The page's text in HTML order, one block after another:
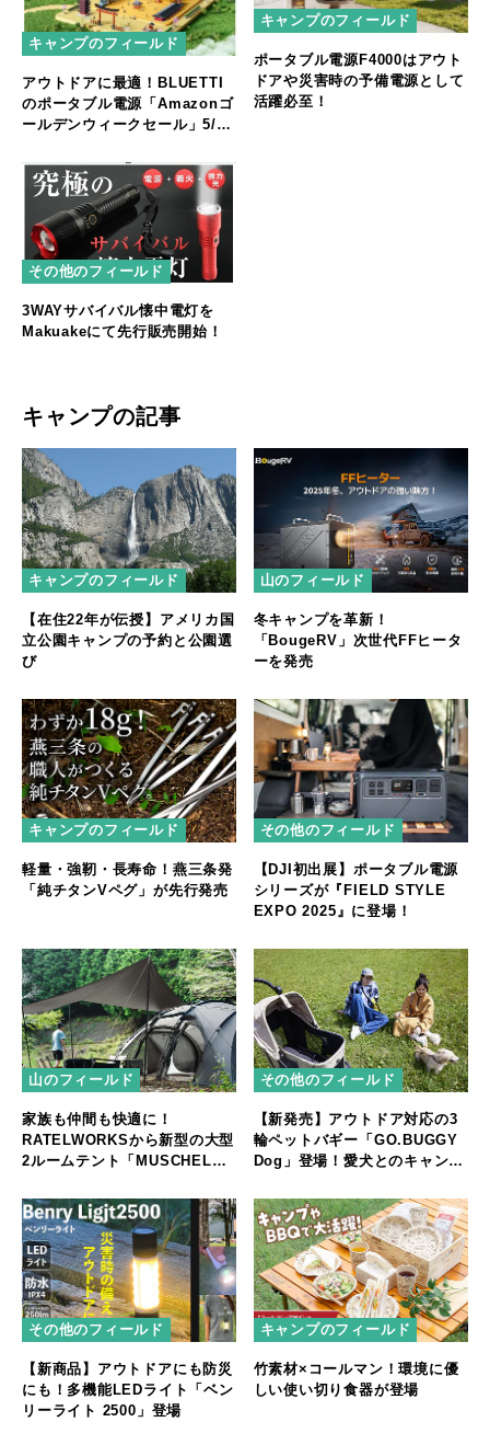
キャンプのフィールド
アウトドアに最適！BLUETTI
のポータブル電源「Amazonゴ
ールデンウィークセール」5/15
キャンプのフィールド
ポータブル電源F4000はアウト
ドアや災害時の予備電源として
活躍必至！
その他のフィールド
3WAYサバイバル懐中電灯を
Makuakeにて先行販売開始！
キャンプの記事
キャンプのフィールド
【在住22年が伝授】アメリカ国
立公園キャンプの予約と公園選
び
山のフィールド
冬キャンプを革新！
「BougeRV」次世代FFヒータ
ーを発売
キャンプのフィールド
軽量・強靭・長寿命！燕三条発
「純チタンVペグ」が先行発売
その他のフィールド
【DJI初出展】ポータブル電源
シリーズが『FIELD STYLE
EXPO 2025』に登場！
山のフィールド
家族も仲間も快適に！
RATELWORKSから新型の大型
2ルームテント「MUSCHEL」
その他のフィールド
【新発売】アウトドア対応の3
輪ペットバギー「GO.BUGGY
Dog」登場！愛犬とのキャンプ
その他のフィールド
【新商品】アウトドアにも防災
にも！多機能LEDライト「ベン
リーライト 2500」登場
キャンプのフィールド
竹素材×コールマン！環境に優
しい使い切り食器が登場